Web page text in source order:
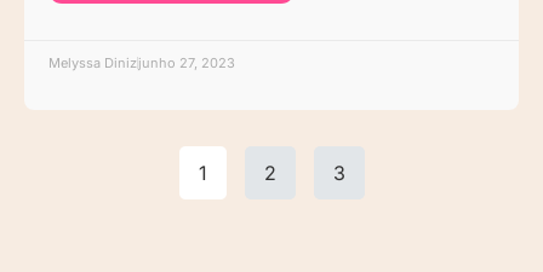
Melyssa Dinizjunho 27, 2023
1 2 3